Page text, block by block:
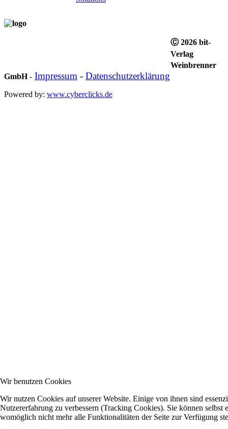
Ⓒ 2026 bit-
Verlag
Weinbrenner
GmbH- Impressum - Datenschutzerklärung
Powered by: www.cyberclicks.de
Wir benutzen Cookies
Wir nutzen Cookies auf unserer Website. Einige von ihnen sind
Nutzererfahrung zu verbessern (Tracking Cookies). Sie können
womöglich nicht mehr alle Funktionalitäten der Seite zur Verfügung